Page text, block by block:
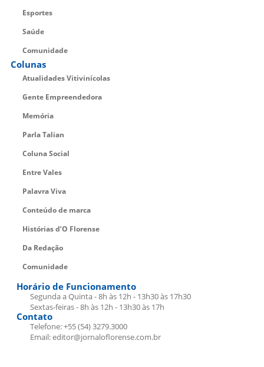
Esportes
Saúde
Comunidade
Colunas
Atualidades Vitivinícolas
Gente Empreendedora
Memória
Parla Talian
Coluna Social
Entre Vales
Palavra Viva
Conteúdo de marca
Histórias d’O Florense
Da Redação
Comunidade
Horário de Funcionamento
Segunda a Quinta - 8h às 12h - 13h30 às 17h30
Sextas-feiras - 8h às 12h - 13h30 às 17h
Contato
Telefone: +55 (54) 3279.3000
Email: editor@jornaloflorense.com.br